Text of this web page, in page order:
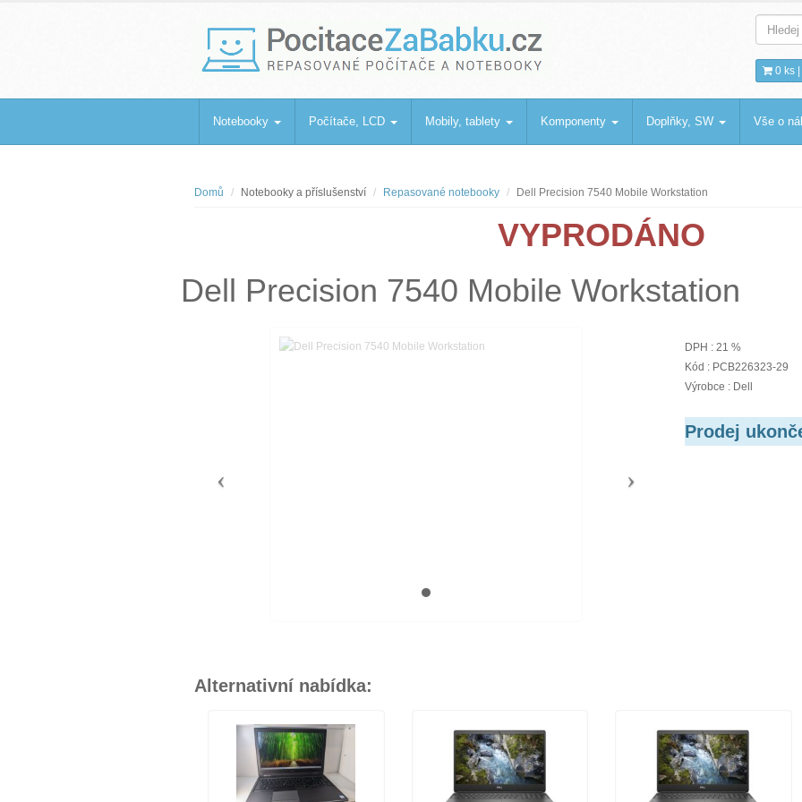
PocitaceZaBabku.cz
Repasované počítače a notebooky 0 ks |
Notebooky Počítače, LCD Mobily, tablety Komponenty Doplňky, SW Vše o
Domů Notebooky a příslušenství Repasované notebooky Dell Precision 7540 Mobile Workstation
VYPRODÁNO
Dell Precision 7540 Mobile Workstation
DPH : 21 %
Kód : PCB226323-29
Výrobce : Dell
Prodej
Alternativní nabídka: